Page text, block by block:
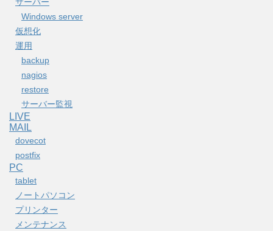
Windows server
仮想化
運用
backup
nagios
restore
サーバー監視
LIVE
MAIL
dovecot
postfix
PC
tablet
ノートパソコン
プリンター
メンテナンス